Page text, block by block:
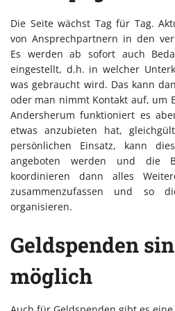
Die Seite wächst Tag für Tag.
von Ansprechpartnern in den
Es werden ab sofort auch
eingestellt, d.h. in welcher
was gebraucht wird. Das kann
oder man nimmt Kontakt auf, um
Andersherum funktioniert es
etwas anzubieten hat,
persönlichen Einsatz, kann
angeboten werden und die
koordinieren dann alles
zusammenzufassen und so
organisieren.
Geldspenden
möglich